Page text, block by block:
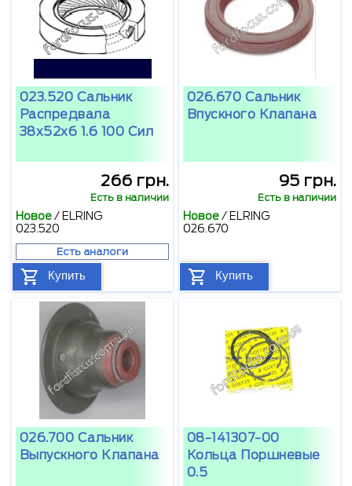
023.520 Сальник
Распредвала
38х52х6 1.6 100 Сил
266 грн.
Есть в наличии
Новое/ ELRING
023.520
Есть аналоги
Купить
026.670 Сальник
Впускного Клапана
95 грн.
Есть в наличии
Новое/ ELRING
026.670
Купить
026.700 Сальник
Выпускного Клапана
08-141307-00
Кольца Поршневые
0.5